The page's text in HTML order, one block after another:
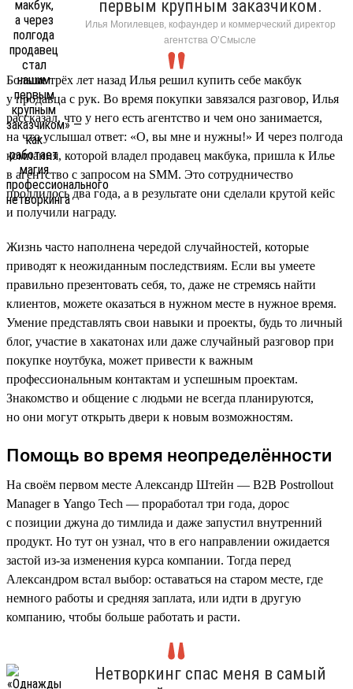
первым крупным заказчиком.
Илья Могилевцев, кофаундер и коммерческий директор
агентства О’Смысле
Больше трёх лет назад Илья решил купить себе макбук
у продавца с рук. Во время покупки завязался разговор, Илья
рассказал, что у него есть агентство и чем оно занимается,
на что услышал ответ: «О, вы мне и нужны!» И через полгода
компания, которой владел продавец макбука, пришла к Илье
в агентство с запросом на SMM. Это сотрудничество
продлилось два года, а в результате они сделали крутой кейс
и получили награду.
Жизнь часто наполнена чередой случайностей, которые
приводят к неожиданным последствиям. Если вы умеете
правильно презентовать себя, то, даже не стремясь найти
клиентов, можете оказаться в нужном месте в нужное время.
Умение представлять свои навыки и проекты, будь то личный
блог, участие в хакатонах или даже случайный разговор при
покупке ноутбука, может привести к важным
профессиональным контактам и успешным проектам.
Знакомство и общение с людьми не всегда планируются,
но они могут открыть двери к новым возможностям.
Помощь во время неопределённости
На своём первом месте Александр Штейн — B2B Postrollout
Manager в Yango Tech — проработал три года, дорос
с позиции джуна до тимлида и даже запустил внутренний
продукт. Но тут он узнал, что в его направлении ожидается
застой из-за изменения курса компании. Тогда перед
Александром встал выбор: оставаться на старом месте, где
немного работы и средняя заплата, или идти в другую
компанию, чтобы больше работать и расти.
Нетворкинг спас меня в самый